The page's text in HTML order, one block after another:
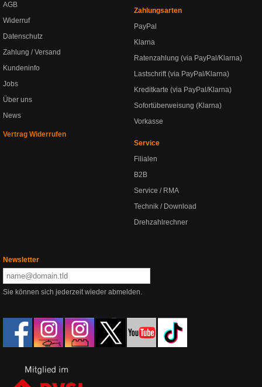
AGB
Widerruf
Datenschutz
Zahlung / Versand
Kundeninfo
Jobs
Über uns
News
Vertrag Widerrufen
Zahlungsarten
PayPal
Klarna
Ratenzahlung (via PayPal/Klarna)
Lastschrift (via PayPal/Klarna)
Kreditkarte (via PayPal/Klarna)
Sofortüberweisung (Klarna)
Vorkasse
Service
Filialen
B2B
Service / RMA
Technik / Download
Drehzahlrechner
Newsletter
Sie können sich jederzeit wieder abmelden.